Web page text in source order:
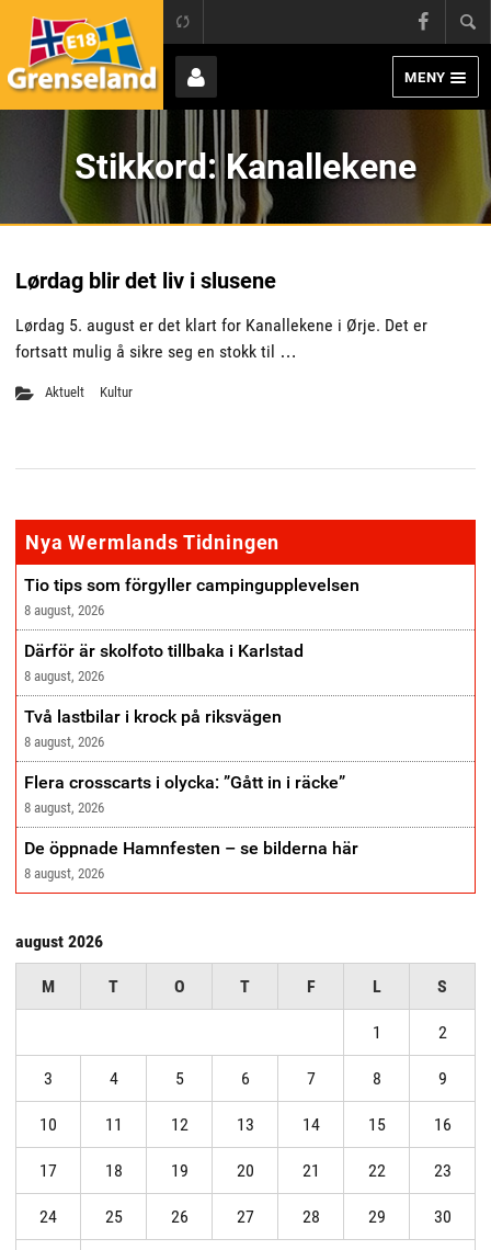
E18 Grenseland
Page
MENY
Bruker
Stikkord:Kanallekene
Lørdag blir det liv i slusene
Lørdag 5. august er det klart for Kanallekene i Ørje. Det er
fortsatt mulig å sikre seg en stokk til …
Aktuelt Kultur
Nya Wermlands Tidningen
Tio tips som förgyller campingupplevelsen
8 august, 2026
Därför är skolfoto tillbaka i Karlstad
8 august, 2026
Två lastbilar i krock på riksvägen
8 august, 2026
Flera crosscarts i olycka: ”Gått in i räcke”
8 august, 2026
De öppnade Hamnfesten – se bilderna här
8 august, 2026
august 2026
M T O T F L S
1 2
3 4 5 6 7 8 9
10 11 12 13 14 15 16
17 18 19 20 21 22 23
24 25 26 27 28 29 30